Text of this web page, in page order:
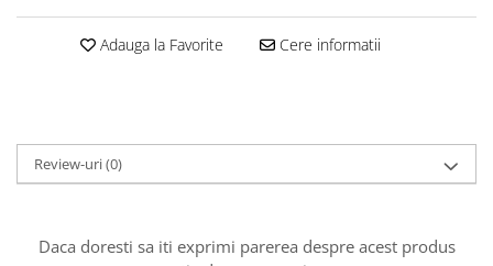
Adauga la Favorite Cere informatii
Review-uri(0)
Daca doresti sa iti exprimi parerea despre acest produs